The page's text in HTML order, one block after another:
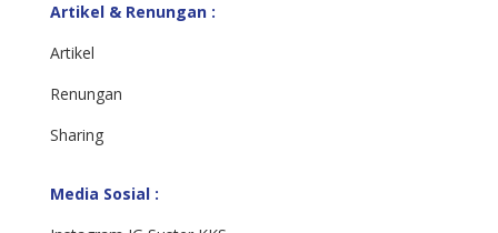
Artikel & Renungan :
Artikel
Renungan
Sharing
Media Sosial :